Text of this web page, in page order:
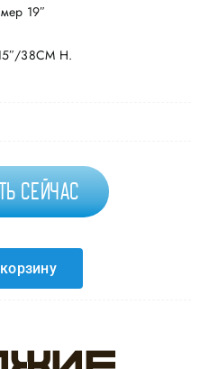
19″
38CM H.
сейчас